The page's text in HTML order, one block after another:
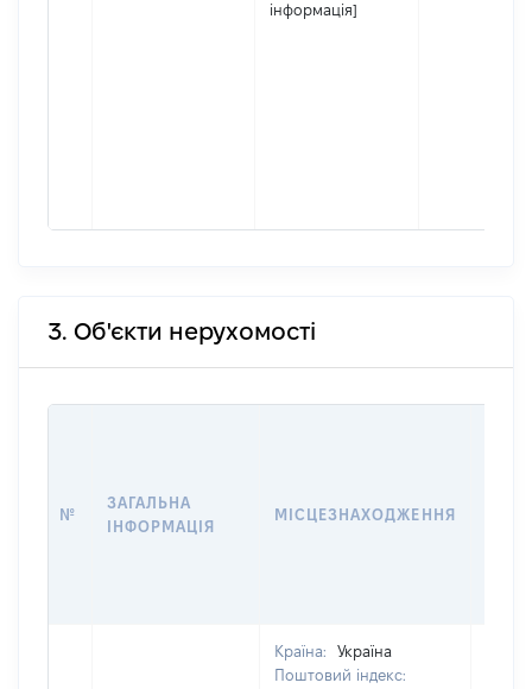
інформація]
3. Об'єкти нерухомості
№
ЗАГАЛЬНА
ІНФОРМАЦІЯ
МІСЦЕЗНАХОДЖЕННЯ
Країна:
Україна
Поштовий індекс: